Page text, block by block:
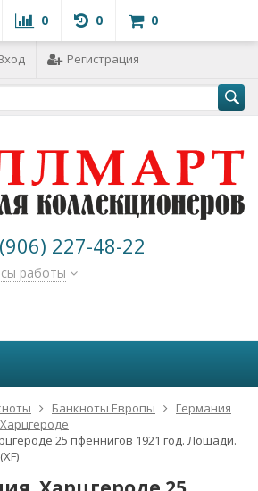
0 0 0
Регистрация
227-48-22
работы
Банкноты Европы
Германия
Харцгероде
25 пфеннигов 1921 год. Лошади.